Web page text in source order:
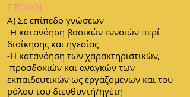
ΣΤΟΧΟΙ
Α) Σε επίπεδο γνώσεων
-Η κατανόηση βασικών εννοιών περί
διοίκησης και ηγεσίας
-Η κατανόηση των χαρακτηριστικών,
προσδοκιών και αναγκών των
εκπαιδευτικών ως εργαζομένων και του
ρόλου του διευθυντή/ηγέτη